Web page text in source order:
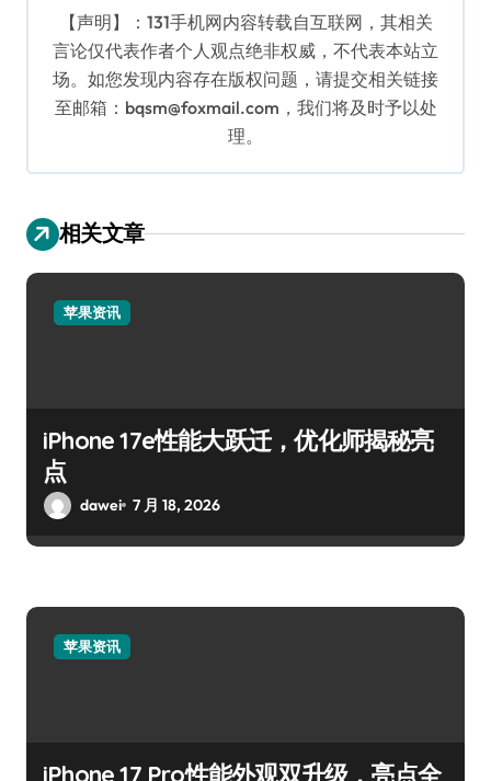
【声明】：131手机网内容转载自互联网，其相关
言论仅代表作者个人观点绝非权威，不代表本站立
场。如您发现内容存在版权问题，请提交相关链接
至邮箱：bqsm@foxmail.com，我们将及时予以处
理。
相关文章
苹果资讯
iPhone 17e性能大跃迁，优化师揭秘亮
点
dawei 7 月 18, 2026
苹果资讯
iPhone 17 Pro性能外观双升级，亮点全